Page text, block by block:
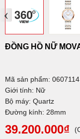
‹
ĐỒNG HỒ NỮ
Mã sản phẩm: 0607114
Giới tính: Nữ
Bộ máy: Quartz
Đường kính: 28mm
39.200.000₫